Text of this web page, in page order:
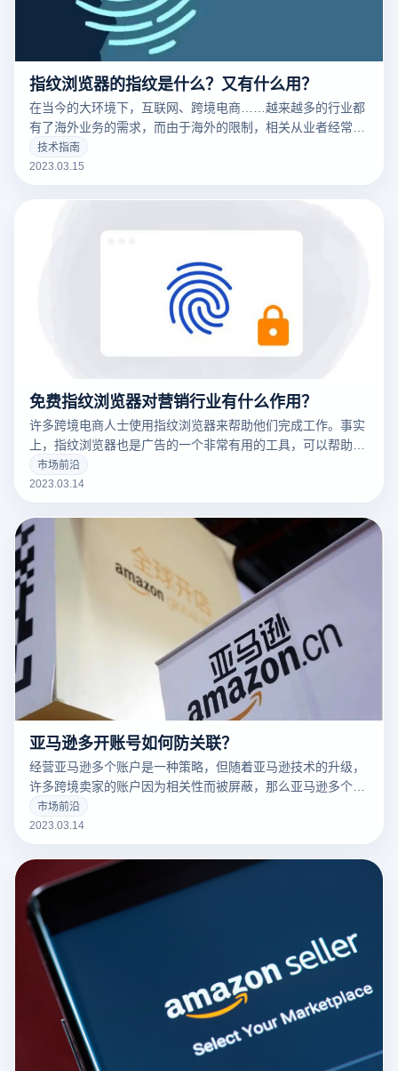
指纹浏览器的指纹是什么？又有什么用？
在当今的大环境下，互联网、跨境电商……越来越多的行业都
有了海外业务的需求，而由于海外的限制，相关从业者经常要
针对不同的工作内容用到不同的IP，这时候便要用到指纹浏览
器。要清楚的了解什么是指纹浏览器之前，我们需要知道什么
很大的不同
技术指南
2023.03.15
免费指纹浏览器对营销行业有什么作用？
许多跨境电商人士使用指纹浏览器来帮助他们完成工作。事实
上，指纹浏览器也是广告的一个非常有用的工具，可以帮助广
告营销人员解决许多问题。
市场前沿
2023.03.14
亚马逊多开账号如何防关联？
经营亚马逊多个账户是一种策略，但随着亚马逊技术的升级，
许多跨境卖家的账户因为相关性而被屏蔽，那么亚马逊多个账
户和多个商店的卖家如何防止相关性呢？有什么好的防关联方
法？
市场前沿
2023.03.14